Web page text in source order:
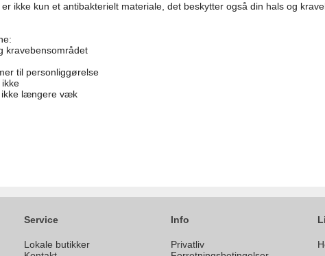
ikke kun et antibakterielt materiale, det beskytter også din hals og
kravebensområdet
til personliggørelse
ikke længere væk
Service
Lokale butikker
Info
Privatliv